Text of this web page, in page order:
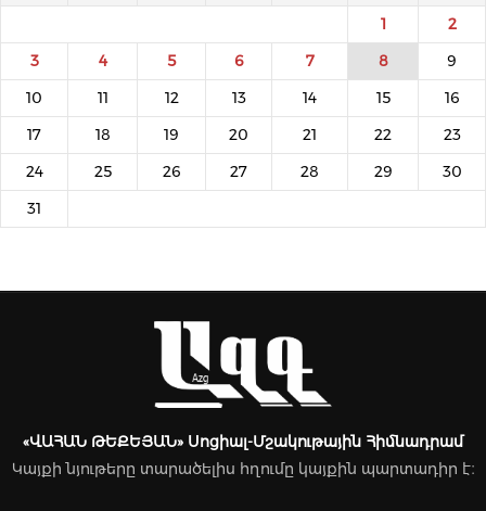
1 2
3 4 5 6 7 8 9
10 11 12 13 14 15 16
17 18 19 20 21 22 23
24 25 26 27 28 29 30
31
«ՎԱՀԱՆ ԹԵՔԵՅԱՆ» Սոցիալ-Մշակութային Հիմնադրամ
Կայքի նյութերը տարածելիս հղումը կայքին պարտադիր է։